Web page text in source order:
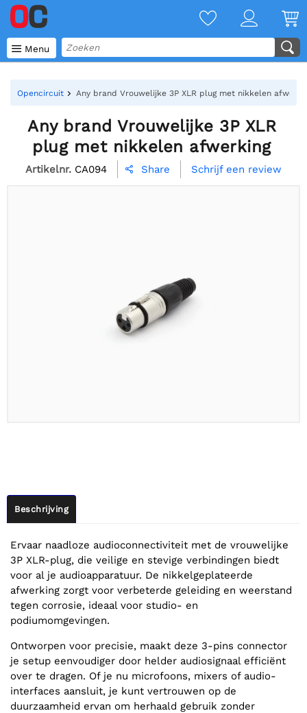
 Menu
Opencircuit Any brand Vrouwelijke 3P XLR plug met nikkelen
Any brand Vrouwelijke 3P XLR
plug met nikkelen afwerking
Artikelnr. CA094  Share Schrijf een review
Beschrijving
Ervaar naadloze audioconnectiviteit met de vrouwelijke
3P XLR-plug, die veilige en stevige verbindingen biedt
voor al je audioapparatuur. De nikkelgeplateerde
afwerking zorgt voor verbeterde geleiding en weerstand
tegen corrosie, ideaal voor studio- en
podiumomgevingen.
Ontworpen voor precisie, maakt deze 3-pins connector
je setup eenvoudiger door helder audiosignaal efficiënt
over te dragen. Of je nu microfoons, mixers of audio-
interfaces aansluit, je kunt vertrouwen op de
duurzaamheid ervan om herhaald gebruik zonder